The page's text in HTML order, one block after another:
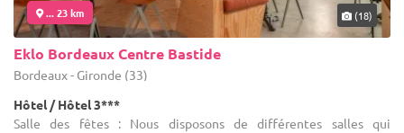
... 23 km (18)
Eklo Bordeaux Centre Bastide
Bordeaux - Gironde (33)
Hôtel / Hôtel 3***
Salle des fêtes : Nous disposons de différentes salles qui